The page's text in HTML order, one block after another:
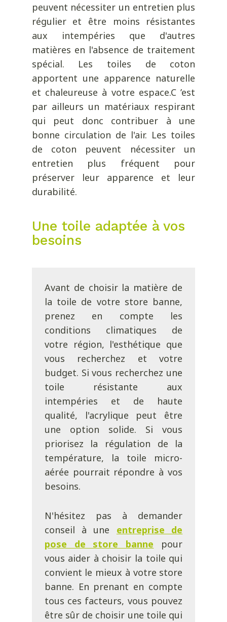
peuvent nécessiter un entretien plus
régulier et être moins résistantes
aux intempéries que d'autres
matières en l'absence de traitement
spécial. Les toiles de coton
apportent une apparence naturelle
et chaleureuse à votre espace.C ’est
par ailleurs un matériaux respirant
qui peut donc contribuer à une
bonne circulation de l'air. Les toiles
de coton peuvent nécessiter un
entretien plus fréquent pour
préserver leur apparence et leur
durabilité.
Une toile adaptée à vos
besoins
Avant de choisir la matière de
la toile de votre store banne,
prenez en compte les
conditions climatiques de
votre région, l'esthétique que
vous recherchez et votre
budget. Si vous recherchez une
toile résistante aux
intempéries et de haute
qualité, l'acrylique peut être
une option solide. Si vous
priorisez la régulation de la
température, la toile micro-
aérée pourrait répondre à vos
besoins.
N'hésitez pas à demander
conseil à une entreprise de
pose de store banne pour
vous aider à choisir la toile qui
convient le mieux à votre store
banne. En prenant en compte
tous ces facteurs, vous pouvez
être sûr de choisir une toile qui